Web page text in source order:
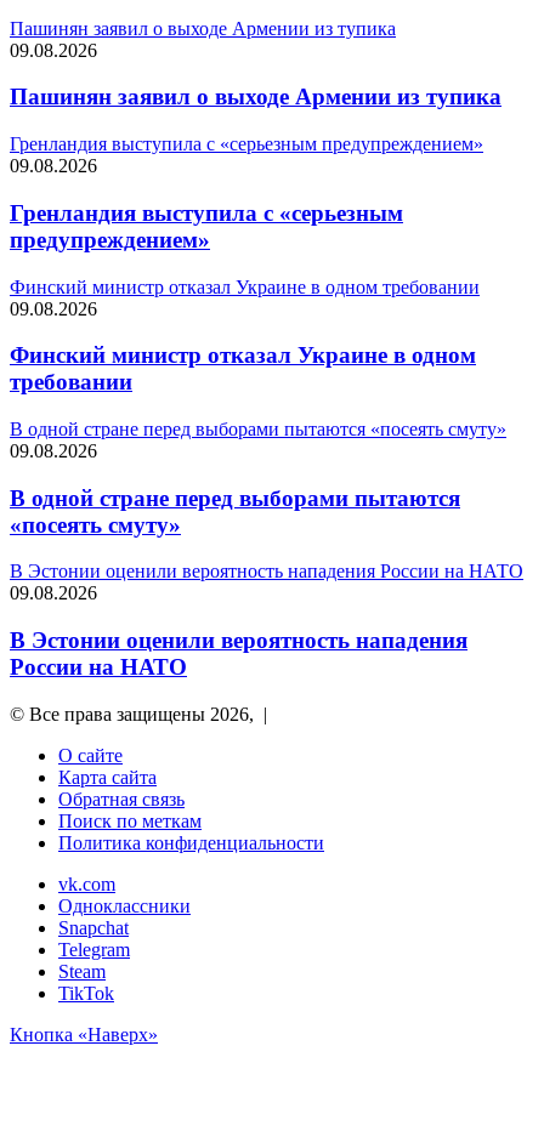
Пашинян заявил о выходе Армении из тупика
09.08.2026
Пашинян заявил о выходе Армении из тупика
Гренландия выступила с «серьезным предупреждением»
09.08.2026
Гренландия выступила с «серьезным
предупреждением»
Финский министр отказал Украине в одном требовании
09.08.2026
Финский министр отказал Украине в одном
требовании
В одной стране перед выборами пытаются «посеять смуту»
09.08.2026
В одной стране перед выборами пытаются
«посеять смуту»
В Эстонии оценили вероятность нападения России на НАТО
09.08.2026
В Эстонии оценили вероятность нападения
России на НАТО
© Все права защищены 2026, |
О сайте
Карта сайта
Обратная связь
Поиск по меткам
Политика конфиденциальности
vk.com
Одноклассники
Snapchat
Telegram
Steam
TikTok
Кнопка «Наверх»